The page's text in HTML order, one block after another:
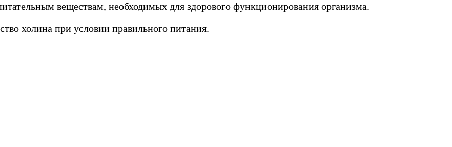
веществам, необходимых для здорового функционирования организма.
холина при условии правильного питания.